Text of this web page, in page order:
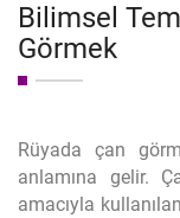
Bilimsel
Görmek
Rüyada çan
anlamına gelir.
amacıyla